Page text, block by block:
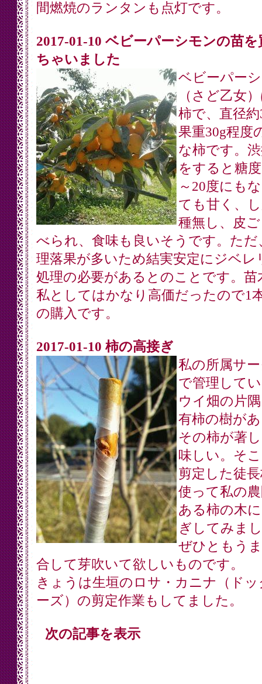
間燃焼のランタンも点灯です。
2017-01-10 ベビーパーシモンの苗を
ちゃいました
ベビーパー
（さど乙女
柿で、直径約
果重30g程度
な柿です。
をすると糖
～20度にも
ても甘く、
種無し、皮
べられ、食味も良いそうです。ただ
理落果が多いため結実安定にジベレ
処理の必要があるとのことです。苗
私としてはかなり高価だったので1
の購入です。
2017-01-10 柿の高接ぎ
私の所属サ
で管理して
ウイ畑の片
有柿の樹が
その柿が著
味しい。そ
剪定した徒
使って私の
ある柿の木
ぎしてみま
ぜひともう
合して芽吹いて欲しいものです。
きょうは生垣のロサ・カニナ（ドッ
ーズ）の剪定作業もしてました。
次の記事を表示